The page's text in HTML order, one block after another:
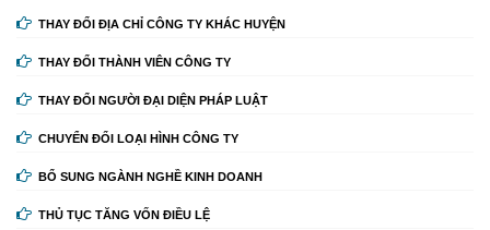
THAY ĐỔI ĐỊA CHỈ CÔNG TY KHÁC HUYỆN
THAY ĐỔI THÀNH VIÊN CÔNG TY
THAY ĐỔI NGƯỜI ĐẠI DIỆN PHÁP LUẬT
CHUYỂN ĐỔI LOẠI HÌNH CÔNG TY
BỔ SUNG NGÀNH NGHỀ KINH DOANH
THỦ TỤC TĂNG VỐN ĐIỀU LỆ